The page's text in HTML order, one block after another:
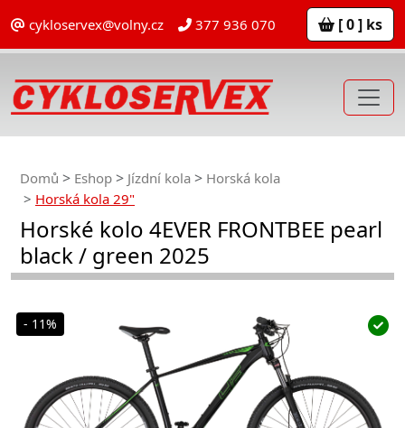
cykloservex@volny.cz 377 936 070 [ 0 ] ks
Domů Eshop Jízdní kola
Horská kola
Horská kola 29"
Horské kolo 4EVER FRONTBEE pearl
black / green 2025
- 11%